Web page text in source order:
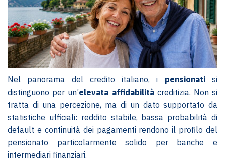
Nel panorama del credito italiano, i pensionatisi
distinguono per un’elevata affidabilitàcreditizia. Non si
tratta di una percezione, ma di un dato supportato da
statistiche ufficiali: reddito stabile, bassa probabilità di
default e continuità dei pagamenti rendono il profilo del
pensionato particolarmente solido per banche e
intermediari finanziari.